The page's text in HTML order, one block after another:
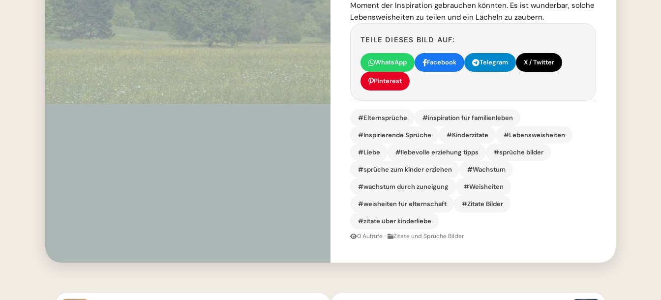
Moment der Inspiration gebrauchen könnten. Es ist wunderbar, solche
Lebensweisheiten zu teilen und ein Lächeln zu zaubern.
TEILE DIESES BILD AUF:
WhatsApp Facebook Telegram X / Twitter
Pinterest
#Elternsprüche #inspiration für familienleben
#Inspirierende Sprüche #Kinderzitate #Lebensweisheiten
#Liebe #liebevolle erziehung tipps #sprüche bilder
#sprüche zum kinder erziehen #Wachstum
#wachstum durch zuneigung #Weisheiten
#weisheiten für elternschaft #Zitate Bilder
#zitate über kinderliebe
0 Aufrufe · Zitate und Sprüche Bilder